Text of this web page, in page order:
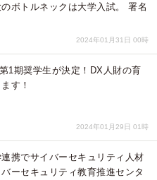
ボトルネックは大学入試。 署名
2024年01月31日 00時
1期奨学生が決定！DX人財の育
す！
2024年01月29日 01時
携でサイバーセキュリティ人材
ーセキュリティ教育推進センタ